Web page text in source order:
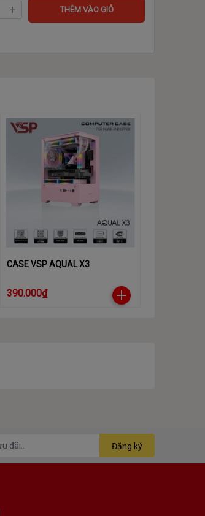
THÊM VÀO GIỎ
CASE VSP AQUAL X3
390.000₫
Đăng ký